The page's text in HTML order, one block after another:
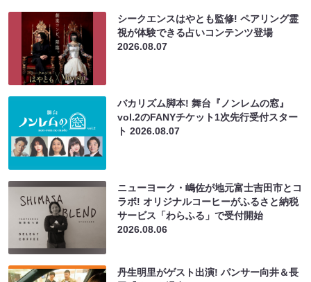
シークエンスはやとも監修! ペアリング霊
視が体験できる占いコンテンツ登場
2026.08.07
バカリズム脚本! 舞台『ノンレムの窓』
vol.2のFANYチケット1次先行受付スター
ト2026.08.07
ニューヨーク・嶋佐が地元富士吉田市とコ
ラボ! オリジナルコーヒーがふるさと納税
サービス「わらふる」で受付開始
2026.08.06
丹生明里がゲスト出演! パンサー向井＆長